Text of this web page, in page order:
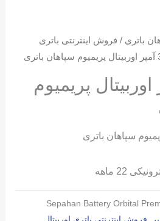
باتری / فروش اینترنتی باتری
35 آمپر اوربیتال پریمیوم
22 ماهه
Sepahan Battery Orbital
فروش اینترنتی باتری اوربیتال